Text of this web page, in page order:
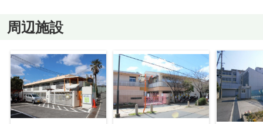
周辺施設